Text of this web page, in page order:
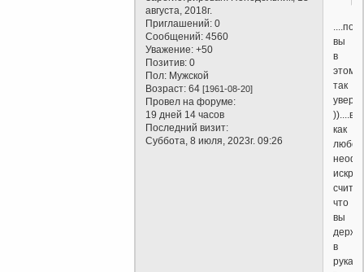
августа, 2018г.
Приглашений: 0
Сообщений: 4560
Уважение: +50
Позитив: 0
Пол: Мужской
Возраст: 64[1961-08-20]
Провел на форуме:
19 дней 14 часов
Последний визит:
Суббота, 8 июля, 2023г. 09:26
вы
в
этом
так
))....вы
как
любой
что
вы
в
руках